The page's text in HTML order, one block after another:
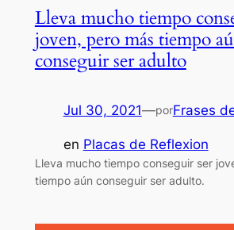
Lleva mucho tiempo
joven, pero más tiempo
conseguir ser adulto
Jul 30, 2021—porFrases
en Placas de Reflexion
Lleva mucho tiempo conseguir ser
tiempo aún conseguir ser adulto.